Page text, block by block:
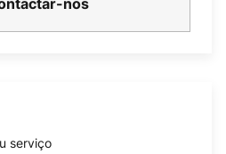
nos
serviço